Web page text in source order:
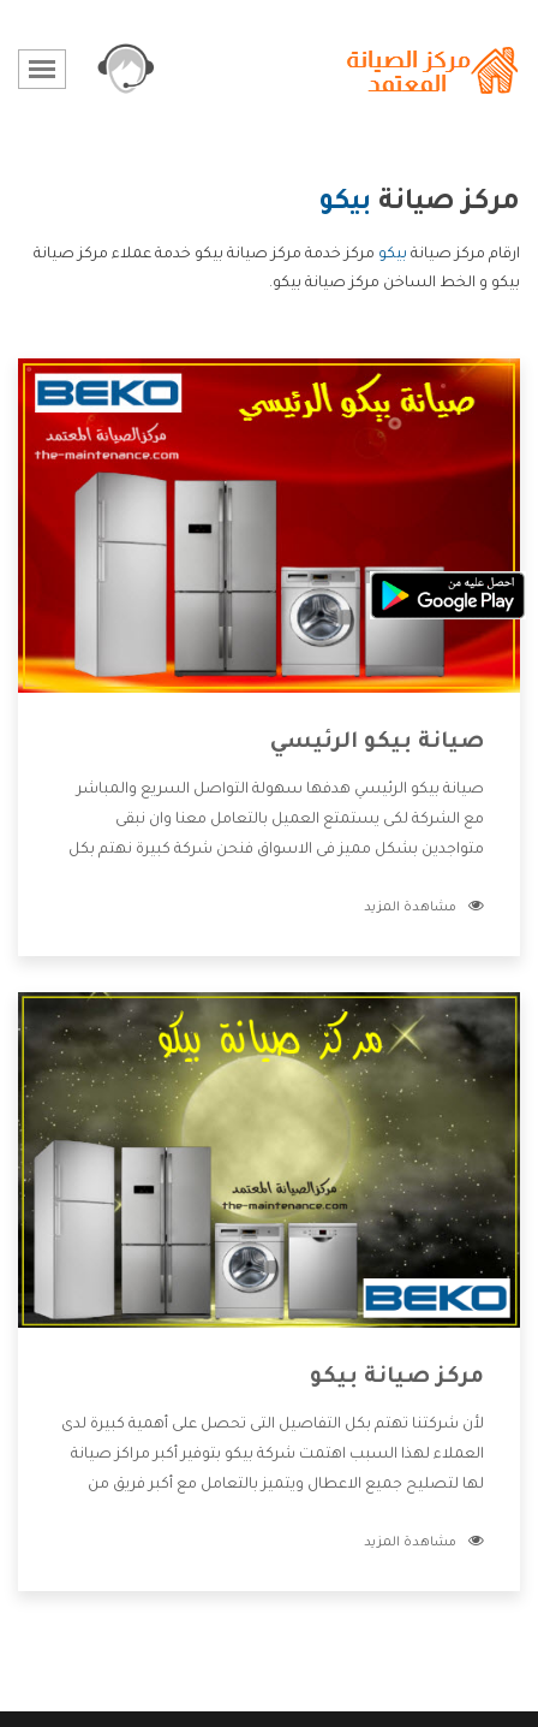
مركز صيانة بيكو
ارقام مركز صيانة بيكو مركز خدمة مركز صيانة بيكو خدمة عملاء مركز صيانة
بيكو و الخط الساخن مركز صيانة بيكو.
صيانة بيكو الرئيسي
صيانة بيكو الرئيسي هدفها سهولة التواصل السريع والمباشر
مع الشركة لكى يستمتع العميل بالتعامل معنا وان نبقى
متواجدين بشكل مميز فى الاسواق فنحن شركة كبيرة نهتم بكل
الشركة بها والتى تكون منها خدمة الصيانة التى تكون من أهم
الأسعار التى تكون مناسبة لكثير من العملاء
مشاهدة المزيد
مركز صيانة بيكو
لأن شركتنا تهتم بكل التفاصيل التى تحصل على أهمية كبيرة لدى
العملاء لهذا السبب اهتمت شركة بيكو بتوفير أكبر مراكز صيانة
لها لتصليح جميع الاعطال ويتميز بالتعامل مع أكبر فريق من
وعلى عملاءنا الكرام .
مشاهدة المزيد